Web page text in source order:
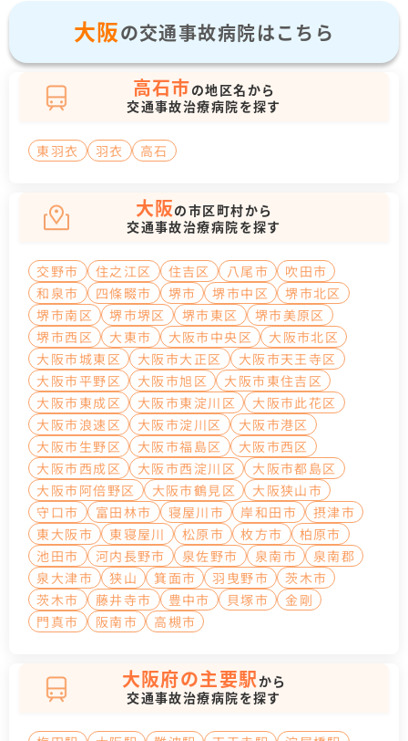
大阪の交通事故病院はこちら
高石市の地区名から
交通事故治療病院を探す
東羽衣 羽衣 高石
大阪の市区町村から
交通事故治療病院を探す
交野市 住之江区 住吉区 八尾市
吹田市
和泉市
四條畷市 堺市 堺市中区
堺市北区
堺市南区
堺市堺区 堺市東区
堺市美原区
堺市西区
大東市 大阪市中央区
大阪市北区
大阪市城東区
大阪市大正区
大阪市天王寺区
大阪市平野区
大阪市旭区
大阪市東住吉区
大阪市東成区
大阪市東淀川区
大阪市此花区
大阪市浪速区
大阪市淀川区
大阪市港区
大阪市生野区
大阪市福島区
大阪市西区
大阪市西成区
大阪市西淀川区
大阪市都島区
大阪市阿倍野区
大阪市鶴見区
大阪狭山市
守口市
富田林市 寝屋川市 岸和田市
摂津市
東大阪市
東寝屋川 松原市 枚方市
柏原市
池田市
河内長野市 泉佐野市 泉南市
泉南郡
泉大津市
狭山 箕面市 羽曳野市
茨木市
茨木市
藤井寺市 豊中市 貝塚市
金剛
門真市
阪南市 高槻市
大阪府の主要駅から
交通事故治療病院を探す